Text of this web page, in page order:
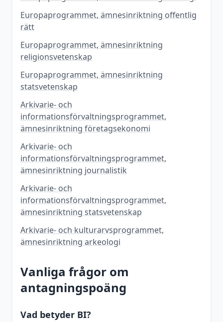
Europaprogrammet, ämnesinriktning offentlig
rätt
Europaprogrammet, ämnesinriktning
religionsvetenskap
Europaprogrammet, ämnesinriktning
statsvetenskap
Arkivarie- och
informationsförvaltningsprogrammet,
ämnesinriktning företagsekonomi
Arkivarie- och
informationsförvaltningsprogrammet,
ämnesinriktning journalistik
Arkivarie- och
informationsförvaltningsprogrammet,
ämnesinriktning statsvetenskap
Arkivarie- och kulturarvsprogrammet,
ämnesinriktning arkeologi
Vanliga frågor om
antagningspoäng
Vad betyder BI?